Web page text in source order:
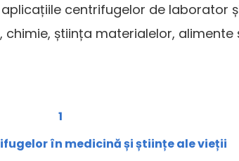
centrifugelor de laborator
știința materialelor,
1
în medicină și științe ale vieții